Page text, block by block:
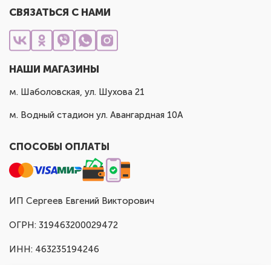
СВЯЗАТЬСЯ С НАМИ
НАШИ МАГАЗИНЫ
м. Шаболовская, ул. Шухова 21
м. Водный стадион ул. Авангардная 10А
СПОСОБЫ ОПЛАТЫ
ИП Сергеев Евгений Викторович
ОГРН: 319463200029472
ИНН: 463235194246